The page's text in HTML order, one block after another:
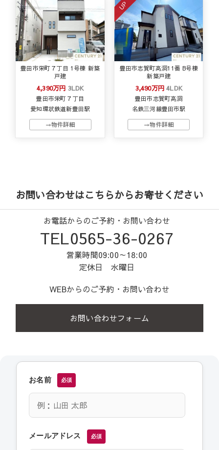
豊田市栄町７丁目 1号棟 新築
戸建
4,390万円 3LDK
豊田市栄町７丁目
愛知環状鉄道新豊田駅
→物件詳細
UP
豊田市志賀町高洞11番 B号棟
新築戸建
3,490万円4LDK
豊田市志賀町高洞
名鉄三河線豊田市駅
→物件詳細
お問い合わせはこちらからお寄せください
お電話からのご予約・お問い合わせ
TEL0565-36-0267
営業時間09:00～18:00
定休日 水曜日
WEBからのご予約・お問い合わせ
お問い合わせフォーム
お名前 必須
メールアドレス 必須